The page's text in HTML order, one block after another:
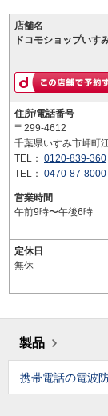
店舗名
ドコモショップいす
住所/電話番号
〒299-4612
千葉県いすみ市岬町
TEL： 0120-839-360
TEL： 0470-87-8000
営業時間
午前9時〜午後6時
定休日
無休
製品
携帯電話の電波